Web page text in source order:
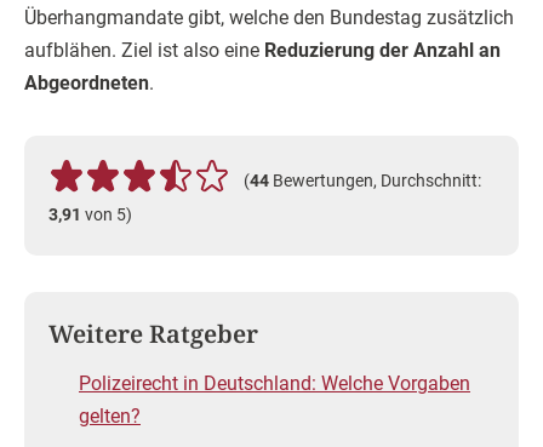
Überhangmandate gibt, welche den Bundestag zusätzlich
aufblähen. Ziel ist also eine Reduzierung der Anzahl an
Abgeordneten.
(44 Bewertungen, Durchschnitt:
3,91 von 5)
Weitere Ratgeber
Polizeirecht in Deutschland: Welche Vorgaben
gelten?